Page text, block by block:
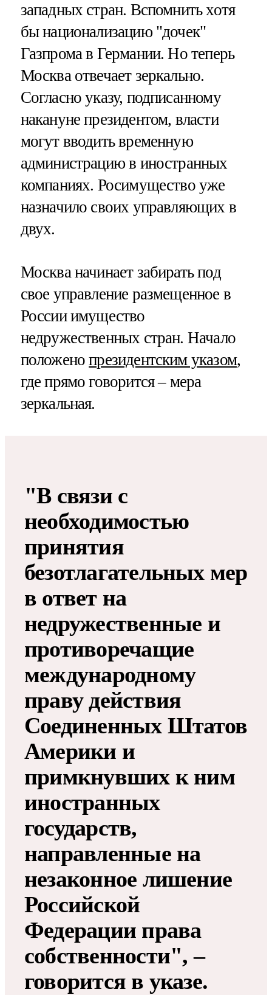
западных стран. Вспомнить хотя
бы национализацию "дочек"
Газпрома в Германии. Но теперь
Москва отвечает зеркально.
Согласно указу, подписанному
накануне президентом, власти
могут вводить временную
администрацию в иностранных
компаниях. Росимущество уже
назначило своих управляющих в
двух.
Москва начинает забирать под
свое управление размещенное в
России имущество
недружественных стран. Начало
положенопрезидентским указом,
где прямо говорится – мера
зеркальная.
"В связи с
необходимостью
принятия
безотлагательных мер
в ответ на
недружественные и
противоречащие
международному
праву действия
Соединенных Штатов
Америки и
примкнувших к ним
иностранных
государств,
направленные на
незаконное лишение
Российской
Федерации права
собственности", –
говорится в указе.